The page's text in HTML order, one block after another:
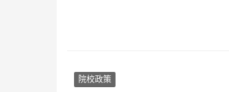
院校政策